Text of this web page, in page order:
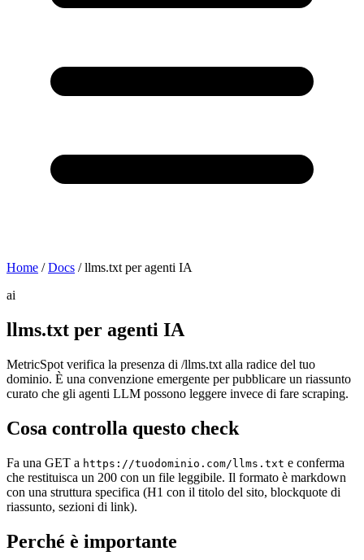
Home / Docs / llms.txt per agenti IA
ai
llms.txt per agenti IA
MetricSpot verifica la presenza di /llms.txt alla radice del tuo
dominio. È una convenzione emergente per pubblicare un riassunto
curato che gli agenti LLM possono leggere invece di fare scraping.
Cosa controlla questo check
Fa una GET a https://tuodominio.com/llms.txt e conferma
che restituisca un 200 con un file leggibile. Il formato è markdown
con una struttura specifica (H1 con il titolo del sito, blockquote di
riassunto, sezioni di link).
Perché è importante